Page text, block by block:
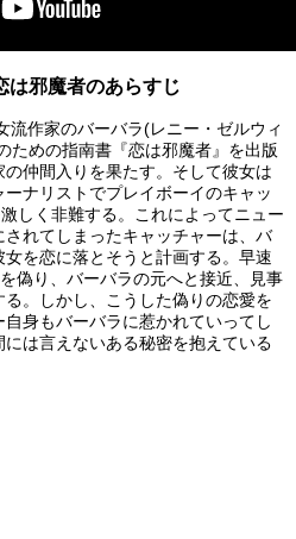
邪魔者のあらすじ
流作家のバーバラ(レニー・ゼルウィ
ための指南書『恋は邪魔者』を出版
仲間入りを果たす。そして彼女は
ナリストでプレイボーイのキャッ
しく非難する。これによってニュー
れてしまったキャッチャーは、バ
を恋に落とそうと計画する。早速
偽り、バーバラの元へと接近、見事
。しかし、こうした偽りの恋愛を
身もバーバラに惹かれていってし
は言えないある秘密を抱えている